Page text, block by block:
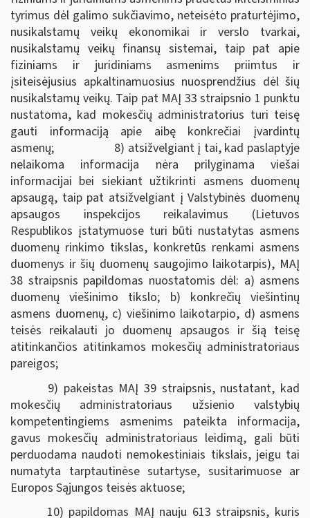
tyrimus dėl galimo sukčiavimo, neteisėto praturtėjimo,
nusikalstamų veikų ekonomikai ir verslo tvarkai,
nusikalstamų veikų finansų sistemai, taip pat apie
fiziniams ir juridiniams asmenims priimtus ir
įsiteisėjusius apkaltinamuosius nuosprendžius dėl šių
nusikalstamų veikų. Taip pat MAĮ 33 straipsnio 1 punktu
nustatoma, kad mokesčių administratorius turi teisę
gauti informaciją apie aibę konkrečiai įvardintų
asmenų; 8) atsižvelgiant į tai, kad paslaptyje
nelaikoma informacija nėra prilyginama viešai
informacijai bei siekiant užtikrinti asmens duomenų
apsaugą, taip pat atsižvelgiant į Valstybinės duomenų
apsaugos inspekcijos reikalavimus (Lietuvos
Respublikos įstatymuose turi būti nustatytas asmens
duomenų rinkimo tikslas, konkretūs renkami asmens
duomenys ir šių duomenų saugojimo laikotarpis), MAĮ
38 straipsnis papildomas nuostatomis dėl: a) asmens
duomenų viešinimo tikslo; b) konkrečių viešintinų
asmens duomenų, c) viešinimo laikotarpio, d) asmens
teisės reikalauti jo duomenų apsaugos ir šią teisę
atitinkančios atitinkamos mokesčių administratoriaus
pareigos;
9) pakeistas MAĮ 39 straipsnis, nustatant, kad
mokesčių administratoriaus užsienio valstybių
kompetentingiems asmenims pateikta informacija,
gavus mokesčių administratoriaus leidimą, gali būti
perduodama naudoti nemokestiniais tikslais, jeigu tai
numatyta tarptautinėse sutartyse, susitarimuose ar
Europos Sąjungos teisės aktuose;
10) papildomas MAĮ nauju 613 straipsnis, kuris